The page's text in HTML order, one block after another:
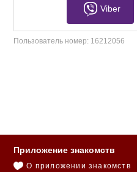
Viber
Пользователь номер: 16212056
Приложение знакомств
О приложении знакомств